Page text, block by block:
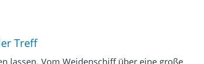
Treff
lassen. Vom Weidenschiff über eine große